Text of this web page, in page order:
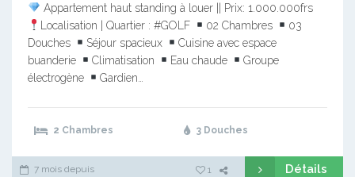
Appartement haut standing à louer || Prix: 1.000.000frs
Localisation | Quartier : #GOLF
02 Chambres
03
Douches
Séjour spacieux
Cuisine avec espace
buanderie
Climatisation Eau chaude
Groupe
électrogène
Gardien…
2 Chambres 3 Douches
7 mois depuis 1 Détails